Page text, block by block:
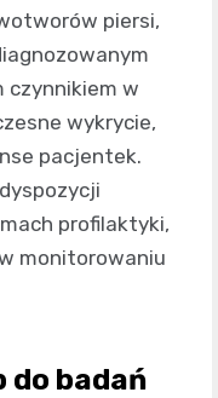
piersi,
czynnikiem w
wykrycie,
pacjentek.
profilaktyki,
monitorowaniu
do badań